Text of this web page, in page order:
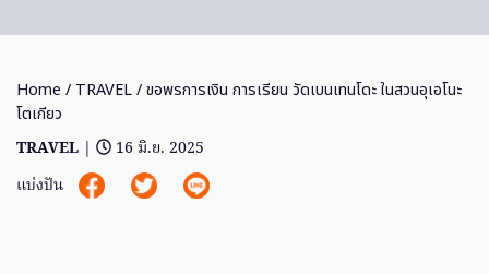
Home / TRAVEL/ ขอพรการเงิน การเรียน วัดเบนเทนโดะ ในสวนอุเอโนะ
โตเกียว
TRAVEL |
16 มิ.ย. 2025
แบ่งปัน